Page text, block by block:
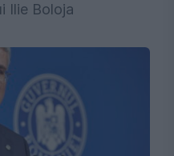
Ilie Boloja